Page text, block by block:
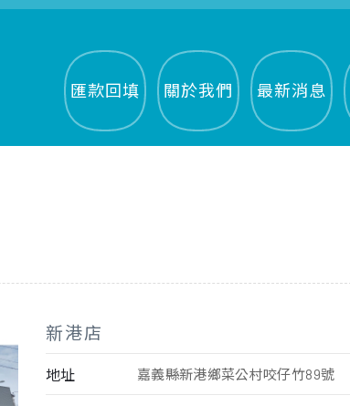
匯款回填 關於我們 最新消息
新港店
地址 嘉義縣新港鄉菜公村咬仔竹89號